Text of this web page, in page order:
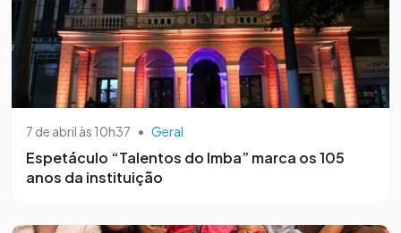
7 de abril às 10h37 • Geral
Espetáculo “Talentos do Imba” marca os 105
anos da instituição